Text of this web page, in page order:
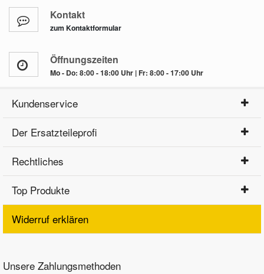
Kontakt
zum Kontaktformular
Öffnungszeiten
Mo - Do: 8:00 - 18:00 Uhr | Fr: 8:00 - 17:00 Uhr
Kundenservice
Der Ersatzteileprofi
Rechtliches
Top Produkte
Widerruf erklären
Unsere Zahlungsmethoden